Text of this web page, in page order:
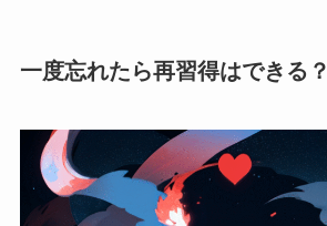
一度忘れたら再習得はできる？